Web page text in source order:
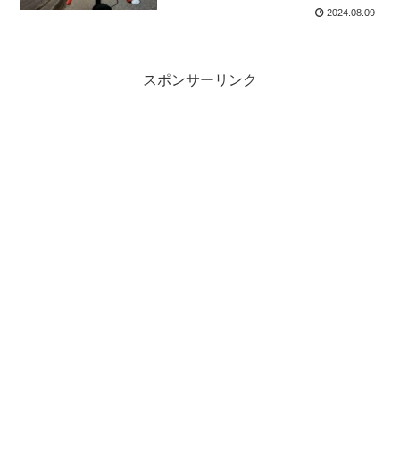
2024.08.09
スポンサーリンク